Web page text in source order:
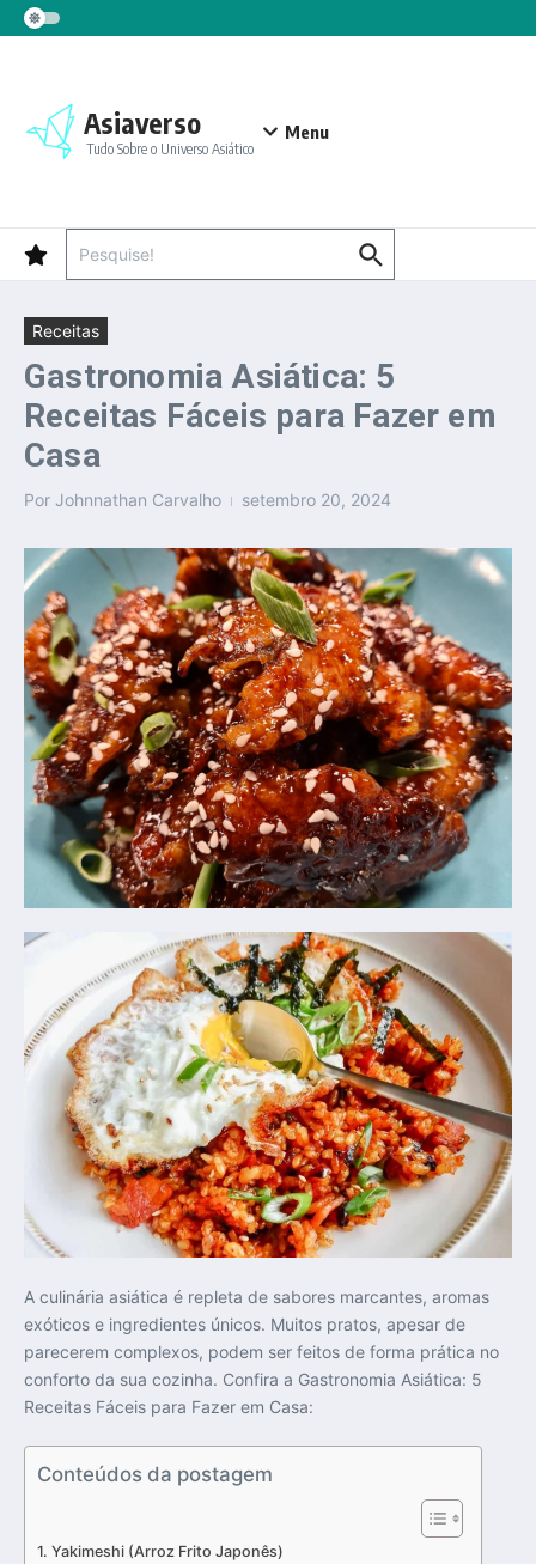
Ir para o conteúdo
Asiaverso
Tudo Sobre o Universo Asiático
Menu
Receitas
Gastronomia Asiática: 5
Receitas Fáceis para Fazer em
Casa
Por Johnnathan Carvalho setembro 20, 2024
A culinária asiática é repleta de sabores marcantes, aromas
exóticos e ingredientes únicos. Muitos pratos, apesar de
parecerem complexos, podem ser feitos de forma prática no
conforto da sua cozinha. Confira a Gastronomia Asiática: 5
Receitas Fáceis para Fazer em Casa:
Conteúdos da postagem
Yakimeshi (Arroz Frito Japonês)